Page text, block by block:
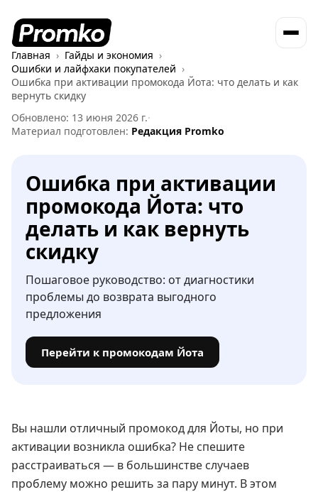
Главная
Гайды и экономия
Ошибки и лайфхаки покупателей
Ошибка при активации промокода Йота: что делать и как
вернуть скидку
Обновлено: 13 июня 2026 г.·
Материал подготовлен: Редакция Promko
Ошибка при активации
промокода Йота: что
делать и как вернуть
скидку
Пошаговое руководство: от диагностики
проблемы до возврата выгодного
предложения
Перейти к промокодам Йота
Вы нашли отличный промокод для Йоты, но при
активации возникла ошибка? Не спешите
расстраиваться — в большинстве случаев
проблему можно решить за пару минут. В этом